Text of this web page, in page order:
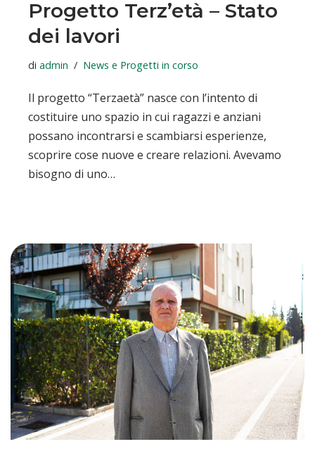
Progetto Terz’età – Stato
dei lavori
di admin News e Progetti in corso
Il progetto “Terzaetà” nasce con l’intento di
costituire uno spazio in cui ragazzi e anziani
possano incontrarsi e scambiarsi esperienze,
scoprire cose nuove e creare relazioni. Avevamo
bisogno di uno…